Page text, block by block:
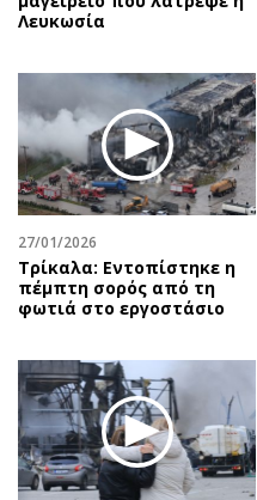
Λευκωσία
27/01/2026
Τρίκαλα: Εντοπίστηκε η
πέμπτη σορός από τη
φωτιά στο εργοστάσιο